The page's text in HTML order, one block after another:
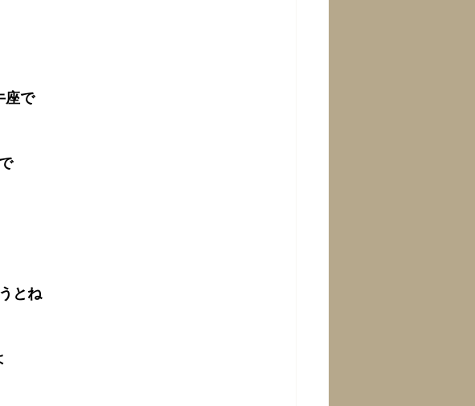
座で
とね